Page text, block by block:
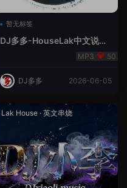
暂无标签
DJ多多-HouseLak中文说唱
50
DJ多多 2026-06-05
Lak House · 英文串烧